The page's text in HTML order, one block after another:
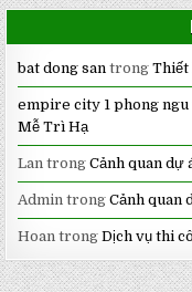
bat dong san trongThiết
empire city 1 phong ngu
Mễ Trì Hạ
Lan trongCảnh quan dự
Admin trongCảnh quan
Hoan trongDịch vụ thi